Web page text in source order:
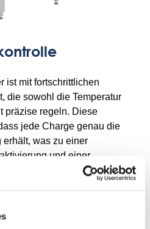
ist mit fortschrittlichen
die sowohl die Temperatur
präzise regeln. Diese
jede Charge genau die
was zu einer
und einer
führt. Der OctoCore IF
Textur und das